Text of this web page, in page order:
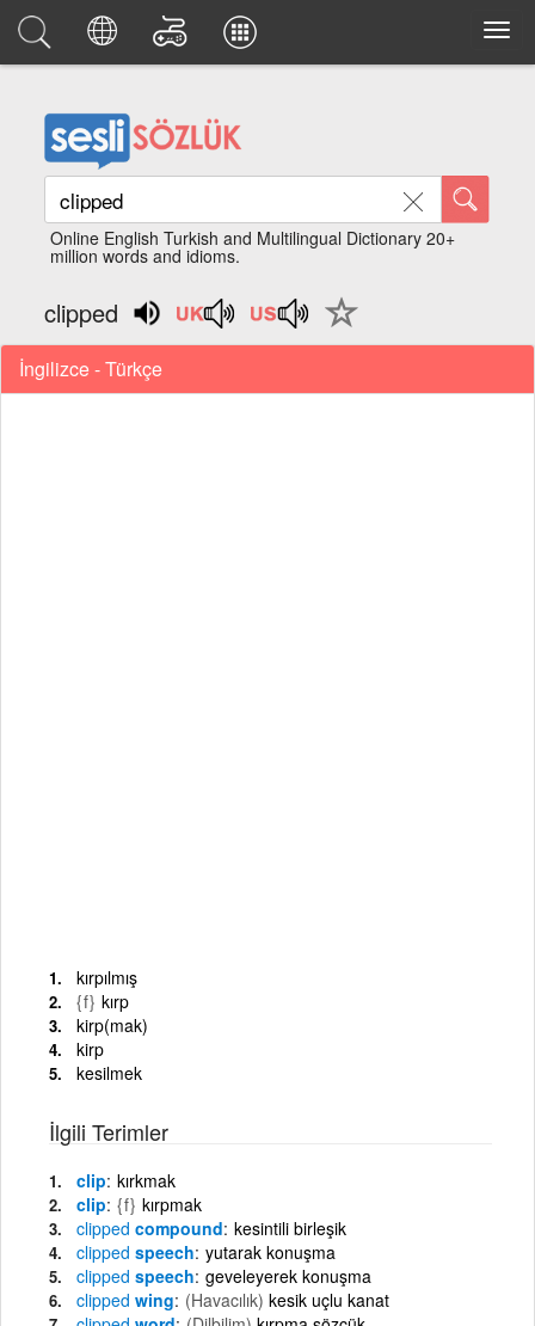
Online English Turkish and Multilingual Dictionary 20+
million words and idioms.
clipped
İngilizce - Türkçe
kırpılmış
{f} kırp
kirp(mak)
kirp
kesilmek
İlgili Terimler
clip kırkmak
clip {f} kırpmak
clipped compound kesintili birleşik
clipped speech yutarak konuşma
clipped speech geveleyerek konuşma
clipped wing (Havacılık) kesik uçlu kanat